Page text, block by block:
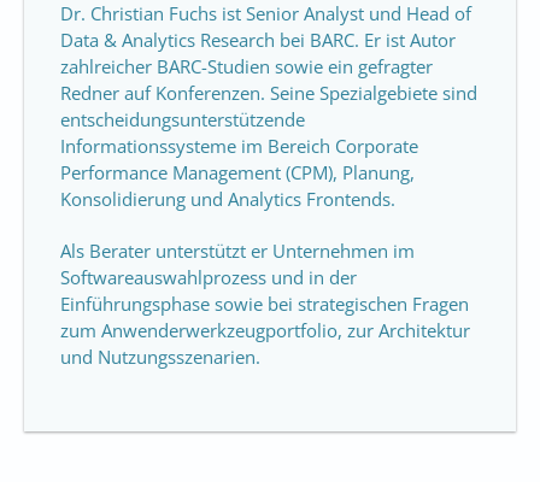
Dr. Christian Fuchs ist Senior Analyst und Head of
Data & Analytics Research bei BARC. Er ist Autor
zahlreicher BARC-Studien sowie ein gefragter
Redner auf Konferenzen. Seine Spezialgebiete sind
entscheidungsunterstützende
Informationssysteme im Bereich Corporate
Performance Management (CPM), Planung,
Konsolidierung und Analytics Frontends.
Als Berater unterstützt er Unternehmen im
Softwareauswahlprozess und in der
Einführungsphase sowie bei strategischen Fragen
zum Anwenderwerkzeugportfolio, zur Architektur
und Nutzungsszenarien.